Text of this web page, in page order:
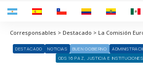
DESTACADO NOTICIAS BUEN GOBIERNO
ODS 16 PAZ, JUSTICIA E